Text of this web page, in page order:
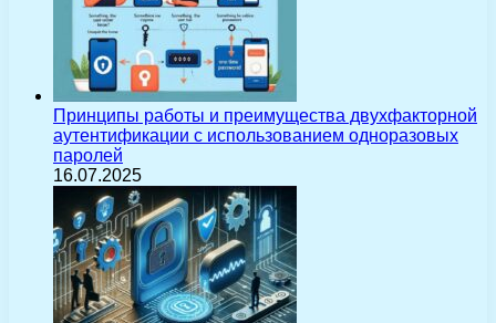
Принципы работы и преимущества двухфакторной
аутентификации с использованием одноразовых
паролей
16.07.2025